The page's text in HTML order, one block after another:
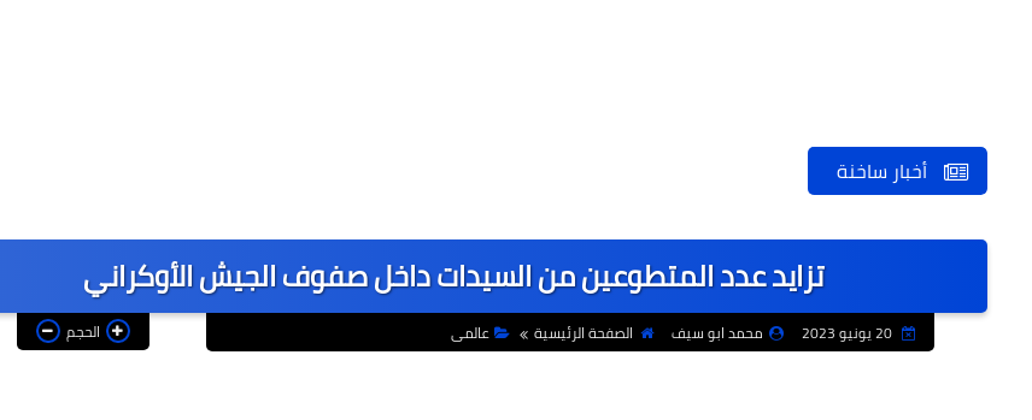
أخبار ساخنة
تزايد عدد المتطوعين من السيدات داخل صفوف الجيش الأوكراني
20 يونيو 2023 محمد ابو سيف الصفحة الرئيسية عالمى الحجم